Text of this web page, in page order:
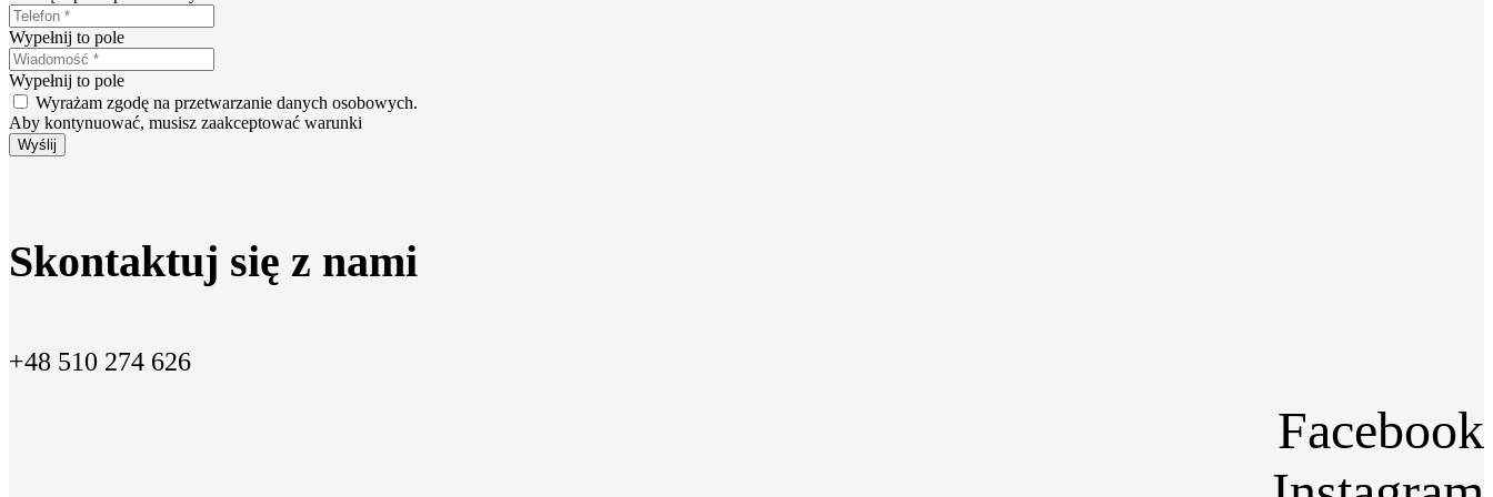
Wypełnij to pole
Wypełnij to pole
Wyrażam zgodę na przetwarzanie danych osobowych.
Aby kontynuować, musisz zaakceptować warunki
Wyślij
Skontaktuj się z nami
+48 510 274 626
Facebook